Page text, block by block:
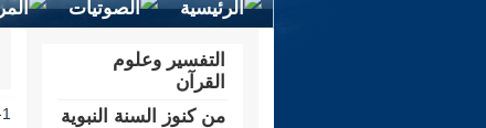
1- فتاوى العقيدة والتّوحيد
التفسير وعلوم
القرآن
من كنوز السنة النبوية